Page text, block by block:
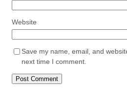
Website
Save my name, email, and
next time I comment.